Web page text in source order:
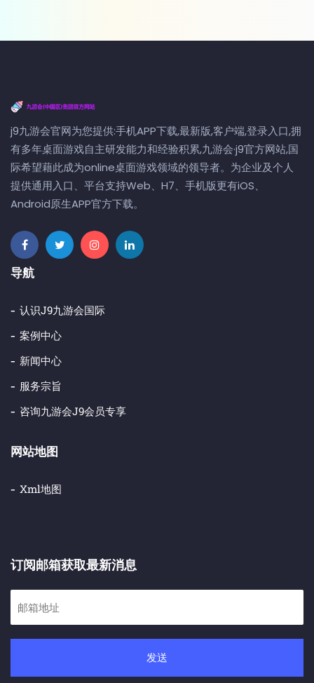
j9九游会官网为您提供:手机APP下载,最新版,客户端,登录入口,拥
有多年桌面游戏自主研发能力和经验积累,九游会·j9官方网站,国
际希望藉此成为online桌面游戏领域的领导者。为企业及个人
提供通用入口、平台支持Web、H7、手机版更有iOS、
Android原生APP官方下载。
导航
认识j9九游会国际
案例中心
新闻中心
服务宗旨
咨询九游会j9会员专享
网站地图
Xml地图
订阅邮箱获取最新消息
发送